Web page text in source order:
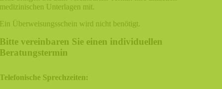
medizinischen Unterlagen mit.
Ein Überweisungsschein wird nicht benötigt.
Bitte vereinbaren Sie einen individuellen
Beratungstermin
Telefonische Sprechzeiten: